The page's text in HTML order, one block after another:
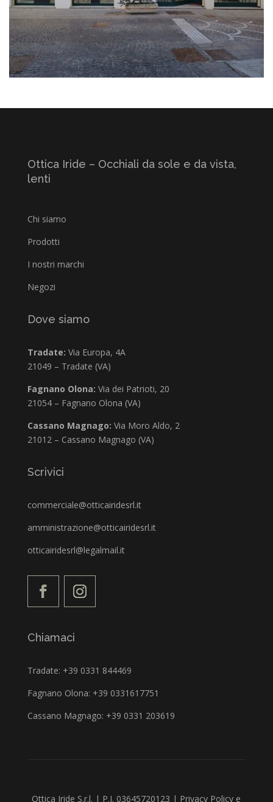
Ottica Iride – Occhiali da sole e da vista,
lenti
Chi siamo
Prodotti
I nostri marchi
Negozi
Dove siamo
Tradate: Via Europa, 4A
21049 – Tradate (VA)
Fagnano Olona: Via dei Patrioti, 20
21054 – Fagnano Olona (VA)
Cassano Magnago: Via Moro Aldo, 2
21012 – Cassano Magnago (VA)
Scrivici
commerciale@otticairidesrl.it
amministrazione@otticairidesrl.it
otticairidesrl@legalmail.it
Chiamaci
Tradate: +39 0331 844469
Fagnano Olona: +39 0331617751
Cassano Magnago: +39 0331 203619
Ottica Iride S.r.l. | P.I. 03645720123 | Privacy Policy e